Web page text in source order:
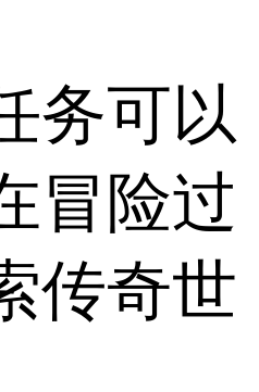
务可以
冒险过
传奇世